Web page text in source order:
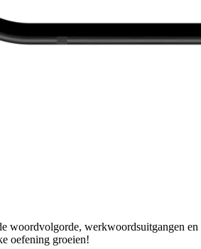
woordvolgorde, werkwoordsuitgangen
oefening groeien!